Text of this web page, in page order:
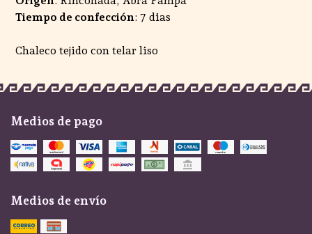
Tiempo de confección: 7 dias
Chaleco tejido con telar liso
Medios de pago
Medios de envío